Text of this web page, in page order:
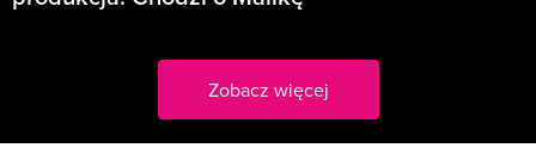
Zobacz więcej